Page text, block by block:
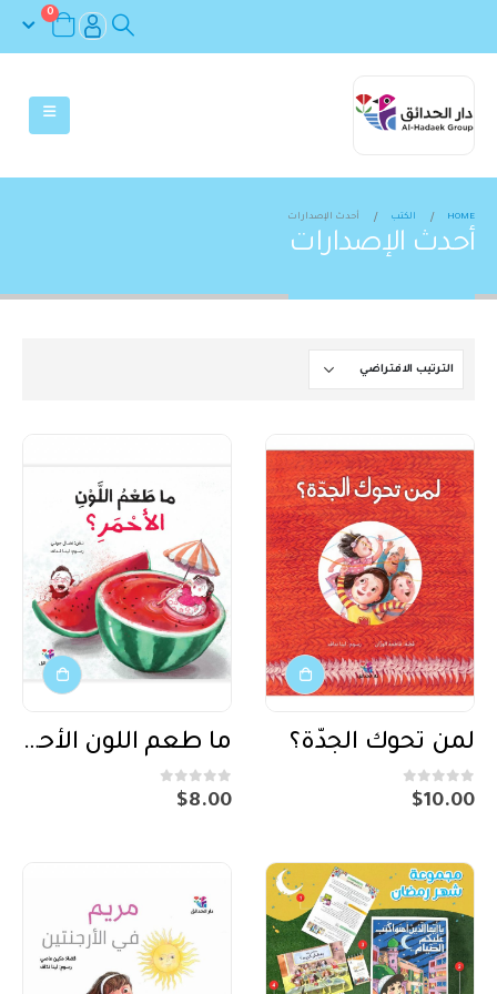
0
HOME الكتب أحدث الإصدارات
أحدث الإصدارات
لمن تحوك الجدّة؟
0
out of 5
$10.00
ما طعم اللون الأحمر؟
0
out of 5
$8.00